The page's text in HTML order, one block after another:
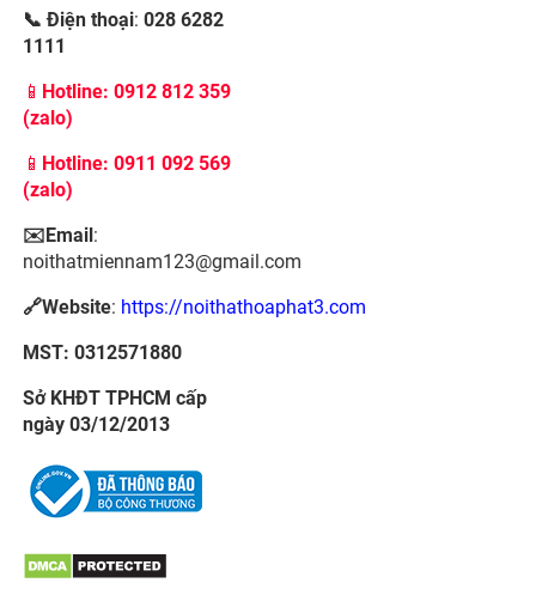
📞 Điện thoại: 028 6282
1111
📱 Hotline: 0912 812 359
(zalo)
📱 Hotline: 0911 092 569
(zalo)
✉️Email:
noithatmiennam123@gmail.com
🔗Website: https://noithathoaphat3.com
MST: 0312571880
Sở KHĐT TPHCM cấp
ngày 03/12/2013